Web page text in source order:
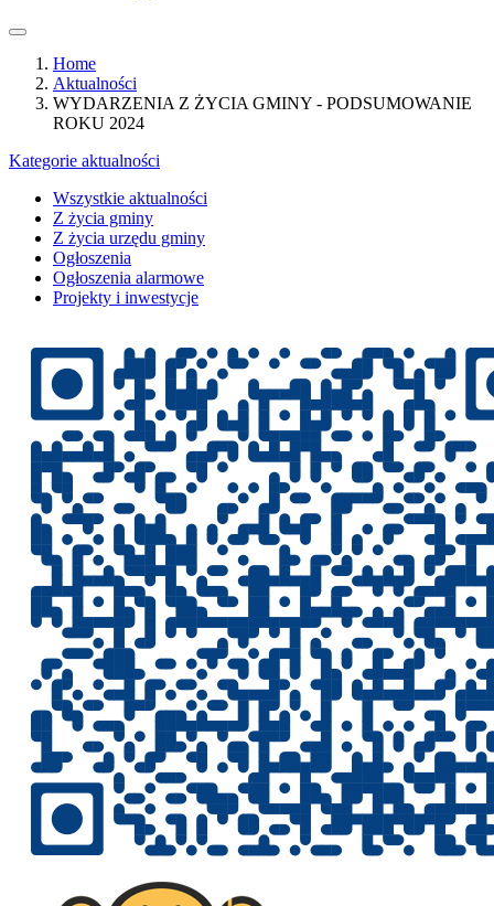
Home
Aktualności
WYDARZENIA Z ŻYCIA GMINY - PODSUMOWANIE
ROKU 2024
Kategorie aktualności
Wszystkie aktualności
Z życia gminy
Z życia urzędu gminy
Ogłoszenia
Ogłoszenia alarmowe
Projekty i inwestycje